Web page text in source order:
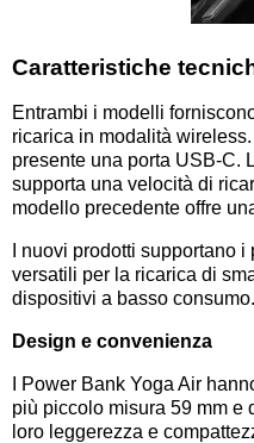
Caratteristiche
Entrambi i modelli
ricarica in modalità
presente una porta USB-C.
supporta una velocità di
modello precedente offre
I nuovi prodotti supportano
versatili per la ricarica di
dispositivi a basso consumo.
Design e convenienza
I Power Bank Yoga Air
più piccolo misura 59 mm e
loro leggerezza e